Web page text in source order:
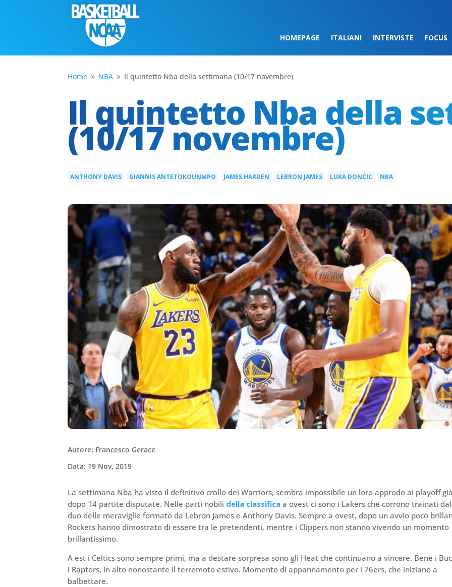
HOMEPAGE ITALIANI INTERVISTE FOCUS
Home 9 NBA 9 Il quintetto Nba della settimana (10/17 novembre)
Il quintetto Nba della
(10/17 novembre)
ANTHONY DAVIS GIANNIS ANTETOKOUNMPO JAMES HARDEN LEBRON JAMES LUKA DONCIC NBA
Autore: Francesco Gerace
Data: 19 Nov, 2019
La settimana Nba ha visto il definitivo crollo dei Warriors, sembra impossibile un loro approdo ai playoff
dopo 14 partite disputate. Nelle parti nobili della classifica a ovest ci sono i Lakers che corrono trainati dal
duo delle meraviglie formato da Lebron James e Anthony Davis. Sempre a ovest, dopo un avvio poco
Rockets hanno dimostrato di essere tra le pretendenti, mentre i Clippers non stanno vivendo un momento
brillantissimo.
A est i Celtics sono sempre primi, ma a destare sorpresa sono gli Heat che continuano a vincere. Bene i
i Raptors, in alto nonostante il terremoto estivo. Momento di appannamento per i 76ers, che iniziano a
balbettare.